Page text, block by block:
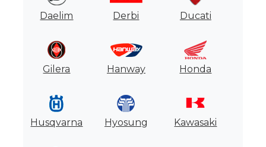
Empresa
Contacto
Daelim Derbi Ducati
Gilera Hanway Honda
Husqvarna Hyosung Kawasaki